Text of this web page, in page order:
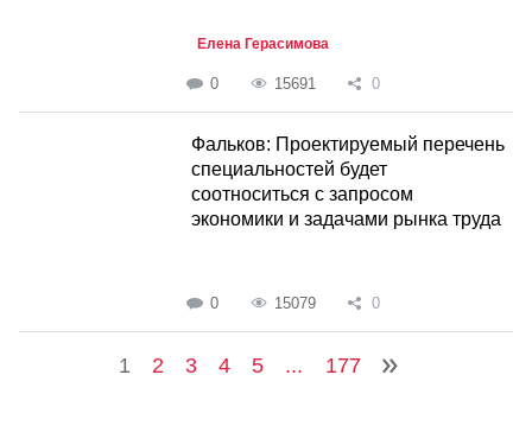
Елена Герасимова
0 15691 0
Фальков: Проектируемый перечень
специальностей будет
соотноситься с запросом
экономики и задачами рынка труда
0 15079 0
1 2 3 4 5 ... 177